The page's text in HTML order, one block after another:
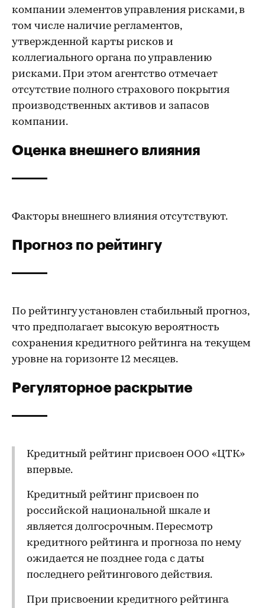
компании элементов управления рисками, в
том числе наличие регламентов,
утвержденной карты рисков и
коллегиального органа по управлению
рисками. При этом агентство отмечает
отсутствие полного страхового покрытия
производственных активов и запасов
компании.
Оценка внешнего влияния
Факторы внешнего влияния отсутствуют.
Прогноз по рейтингу
По рейтингу установлен стабильный прогноз,
что предполагает высокую вероятность
сохранения кредитного рейтинга на текущем
уровне на горизонте 12 месяцев.
Регуляторное раскрытие
Кредитный рейтинг присвоен ООО «ЦТК»
впервые.
Кредитный рейтинг присвоен по
российской национальной шкале и
является долгосрочным. Пересмотр
кредитного рейтинга и прогноза по нему
ожидается не позднее года с даты
последнего рейтингового действия.
При присвоении кредитного рейтинга